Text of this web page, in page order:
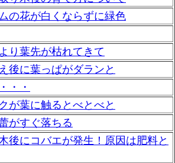
の花が白くならずに緑色
り葉先が枯れてきて
後に葉っぱがダランと
・・
が葉に触るとべとべと
がすぐ落ちる
後にコバエが発生！原因は肥料と